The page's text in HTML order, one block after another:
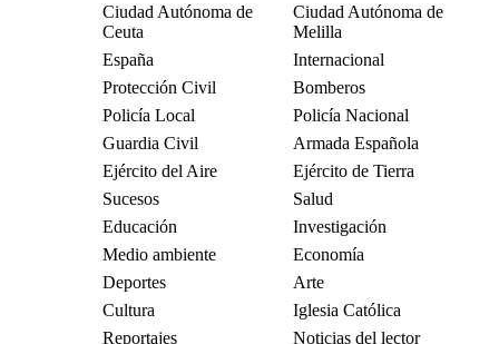
Ciudad Autónoma de
Ceuta
Ciudad Autónoma de
Melilla
España
Internacional
Protección Civil
Bomberos
Policía Local
Policía Nacional
Guardia Civil
Armada Española
Ejército del Aire
Ejército de Tierra
Sucesos
Salud
Educación
Investigación
Medio ambiente
Economía
Deportes
Arte
Cultura
Iglesia Católica
Reportajes
Noticias del lector